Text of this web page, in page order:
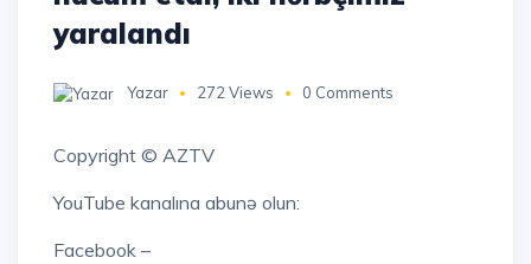
yaralandı
Yazar 272 Views 0 Comments
Copyright © AZTV
YouTube kanalına abunə olun:
Facebook –